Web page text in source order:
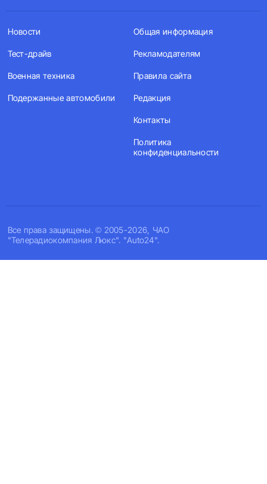
Все права защищены. © 2005-2026, ЧАО
"Телерадиокомпания Люкс". "Auto24".
Новости
Тест-драйв
Военная техника
Подержанные автомобили
Общая информация
Рекламодателям
Правила сайта
Редакция
Контакты
Политика
конфиденциальности